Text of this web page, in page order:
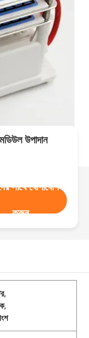
উপাদান
সাথে যোগাযোগ
করুন
,
,